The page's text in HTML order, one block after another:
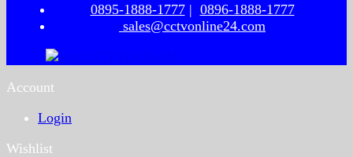
0895-1888-1777| 0896-1888-1777
sales@cctvonline24.com
Account
Login
Wishlist